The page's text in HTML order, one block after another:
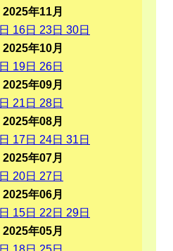
2025年11月
日 16日 23日 30日
2025年10月
日 19日 26日
2025年09月
日 21 日 28日
2025年08月
日 17日 24日 31 日
2025年07月
日 20日 27日
2025年06月
日 15日 22 日 29日
2025年05月